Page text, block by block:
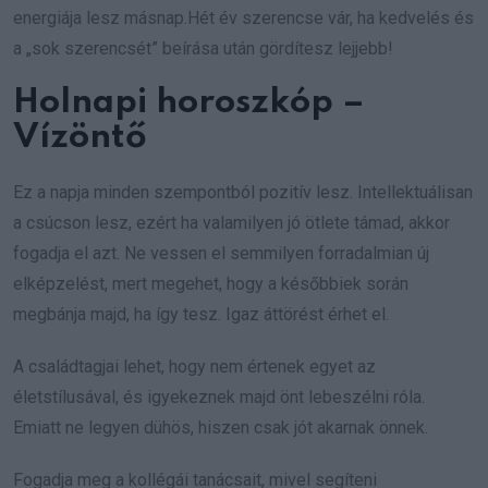
energiája lesz másnap.Hét év szerencse vár, ha kedvelés és
a „sok szerencsét” beírása után gördítesz lejjebb!
Holnapi horoszkóp –
Vízöntő
Ez a napja minden szempontból pozitív lesz. Intellektuálisan
a csúcson lesz, ezért ha valamilyen jó ötlete támad, akkor
fogadja el azt. Ne vessen el semmilyen forradalmian új
elképzelést, mert megehet, hogy a későbbiek során
megbánja majd, ha így tesz. Igaz áttörést érhet el.
A családtagjai lehet, hogy nem értenek egyet az
életstílusával, és igyekeznek majd önt lebeszélni róla.
Emiatt ne legyen dühös, hiszen csak jót akarnak önnek.
Fogadja meg a kollégái tanácsait, mivel segíteni